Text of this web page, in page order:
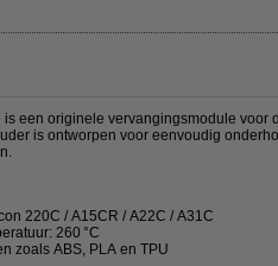
een originele vervangingsmodule voor
is ontworpen voor eenvoudig
220C / A15CR / A22C / A31C
260 °C
zoals ABS, PLA en TPU